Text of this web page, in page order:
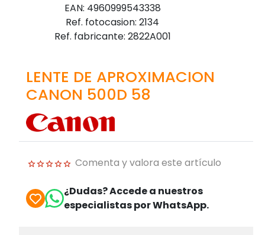
EAN: 4960999543338
Ref. fotocasion: 2134
Ref. fabricante: 2822A001
LENTE DE APROXIMACION
CANON 500D 58
Comenta y valora este artículo
¿Dudas? Accede a nuestros
especialistas por WhatsApp.